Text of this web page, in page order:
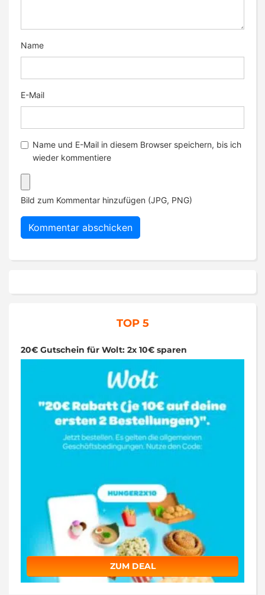
Name
E-Mail
Name und E-Mail in diesem Browser speichern, bis ich
wieder kommentiere
Bild zum Kommentar hinzufügen (JPG, PNG)
TOP 5
20€ Gutschein für Wolt: 2x 10€ sparen
ZUM DEAL